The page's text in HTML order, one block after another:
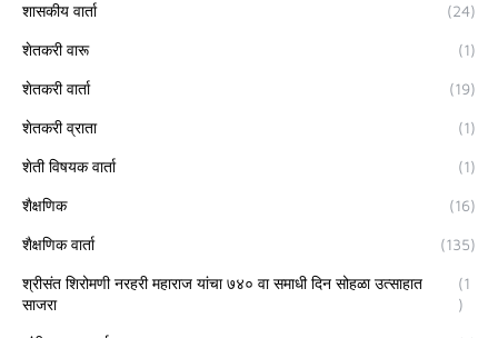
शासकीय वार्ता (24)
शेतकरी वारू (1)
शेतकरी वार्ता (19)
शेतकरी व्राता (1)
शेती विषयक वार्ता (1)
शैक्षणिक (16)
शैक्षणिक वार्ता (135)
श्रीसंत शिरोमणी नरहरी महाराज यांचा ७४० वा समाधी दिन सोहळा उत्साहात
साजरा
(1
)